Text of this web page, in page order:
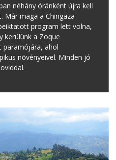
néhány óránként újra kell
Már maga a Chingaza
program lett volna,
kerülünk a Zoque
paramójára, ahol
növényeivel. Minden jó